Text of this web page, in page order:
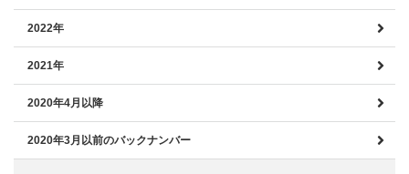
2022年
2021年
2020年4月以降
2020年3月以前のバックナンバー